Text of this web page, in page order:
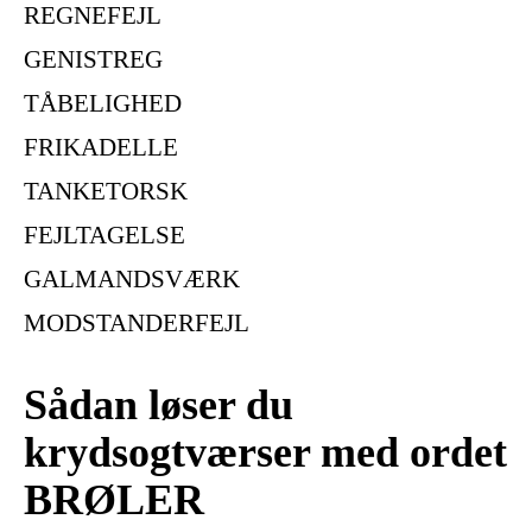
REGNEFEJL
GENISTREG
TÅBELIGHED
FRIKADELLE
TANKETORSK
FEJLTAGELSE
GALMANDSVÆRK
MODSTANDERFEJL
Sådan løser du
krydsogtværser med ordet
BRØLER